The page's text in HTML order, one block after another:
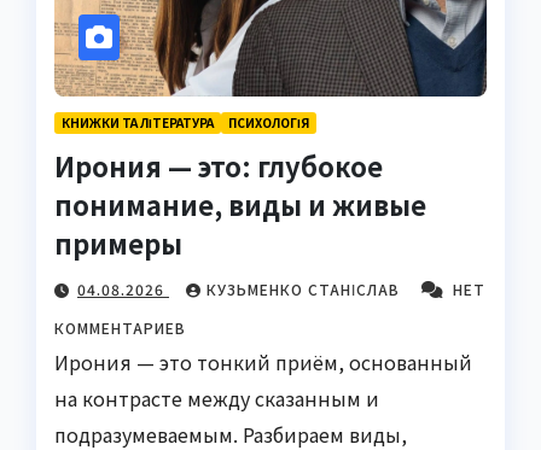
КНИЖКИ ТА ЛІТЕРАТУРА ПСИХОЛОГІЯ
Ирония — это: глубокое
понимание, виды и живые
примеры
04.08.2026 КУЗЬМЕНКО СТАНІСЛАВ
НЕТ
КОММЕНТАРИЕВ
Ирония — это тонкий приём, основанный
на контрасте между сказанным и
подразумеваемым. Разбираем виды,